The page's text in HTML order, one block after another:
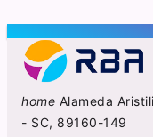
home Alameda
- SC, 89160-149